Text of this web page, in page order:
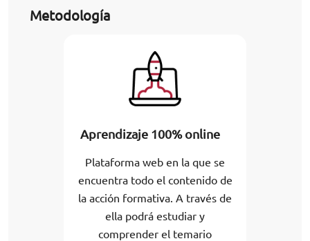
Metodología
Aprendizaje 100% online
Plataforma web en la que se
encuentra todo el contenido de
la acción formativa. A través de
ella podrá estudiar y
comprender el temario